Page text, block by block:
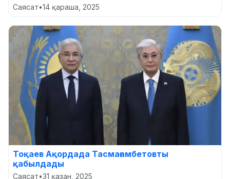
Саясат•14 қараша, 2025
Тоқаев Ақордада Тасмағамбетовты
қабылдады
Саясат•31 қазан, 2025